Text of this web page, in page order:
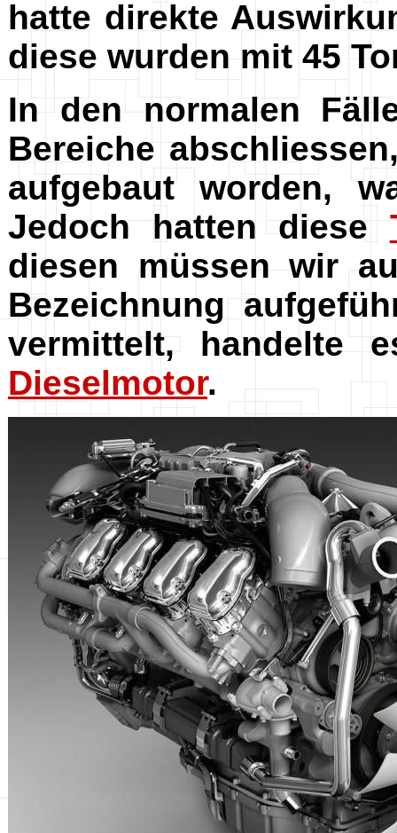
hatte direkte
diese wurden mit 45
In den normalen
Bereiche
aufgebaut worden,
Jedoch hatten diese
diesen müssen wir
Bezeichnung
vermittelt, handelte
Dieselmotor.